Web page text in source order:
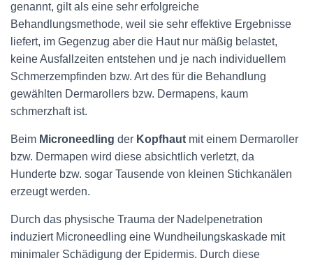
genannt, gilt als eine sehr erfolgreiche
Behandlungsmethode, weil sie sehr effektive Ergebnisse
liefert, im Gegenzug aber die Haut nur mäßig belastet,
keine Ausfallzeiten entstehen und je nach individuellem
Schmerzempfinden bzw. Art des für die Behandlung
gewählten Dermarollers bzw. Dermapens, kaum
schmerzhaft ist.
Beim Microneedling der Kopfhaut mit einem Dermaroller
bzw. Dermapen wird diese absichtlich verletzt, da
Hunderte bzw. sogar Tausende von kleinen Stichkanälen
erzeugt werden.
Durch das physische Trauma der Nadelpenetration
induziert Microneedling eine Wundheilungskaskade mit
minimaler Schädigung der Epidermis. Durch diese